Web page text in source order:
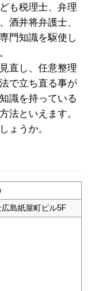
も税理士、弁理
酒井将弁護士、
門知識を駆使し
直し、任意整理
で立ち直る事が
識を持っている
法といえます。
ょうか。
島紙屋町ビル5F